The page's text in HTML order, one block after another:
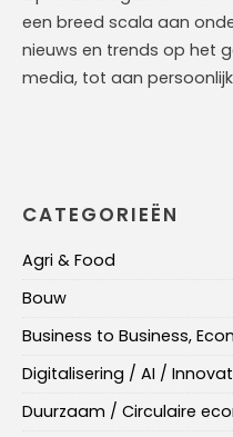
een breed scala aan
nieuws en trends op het
media, tot aan
CATEGORIEËN
Agri & Food
Bouw
Business to Business,
Digitalisering / AI /
Duurzaam / Circulaire